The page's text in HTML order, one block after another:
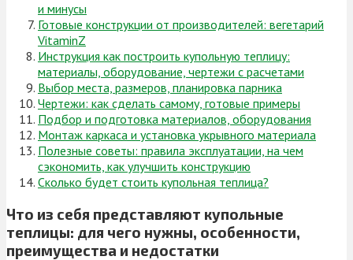
и минусы
Готовые конструкции от производителей: вегетарий
VitaminZ
Инструкция как построить купольную теплицу:
материалы, оборудование, чертежи с расчетами
Выбор места, размеров, планировка парника
Чертежи: как сделать самому, готовые примеры
Подбор и подготовка материалов, оборудования
Монтаж каркаса и установка укрывного материала
Полезные советы: правила эксплуатации, на чем
сэкономить, как улучшить конструкцию
Сколько будет стоить купольная теплица?
Что из себя представляют купольные
теплицы: для чего нужны, особенности,
преимущества и недостатки